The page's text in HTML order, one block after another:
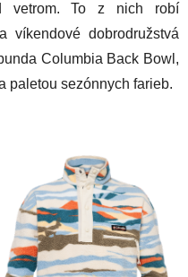
vetrom. To z nich robí
víkendové dobrodružstvá
Columbia Back Bowl,
paletou sezónnych farieb.